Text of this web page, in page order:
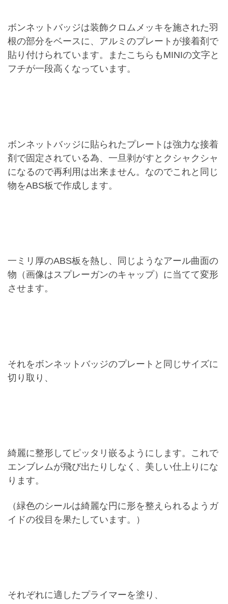
ボンネットバッジは装飾クロムメッキを施された羽
根の部分をベースに、アルミのプレートが接着剤で
貼り付けられています。またこちらもMINIの文字と
フチが一段高くなっています。
ボンネットバッジに貼られたプレートは強力な接着
剤で固定されている為、一旦剥がすとクシャクシャ
になるので再利用は出来ません。なのでこれと同じ
物をABS板で作成します。
一ミリ厚のABS板を熱し、同じようなアール曲面の
物（画像はスプレーガンのキャップ）に当てて変形
させます。
それをボンネットバッジのプレートと同じサイズに
切り取り、
綺麗に整形してピッタリ嵌るようにします。これで
エンブレムが飛び出たりしなく、美しい仕上りにな
ります。
（緑色のシールは綺麗な円に形を整えられるようガ
イドの役目を果たしています。）
それぞれに適したプライマーを塗り、